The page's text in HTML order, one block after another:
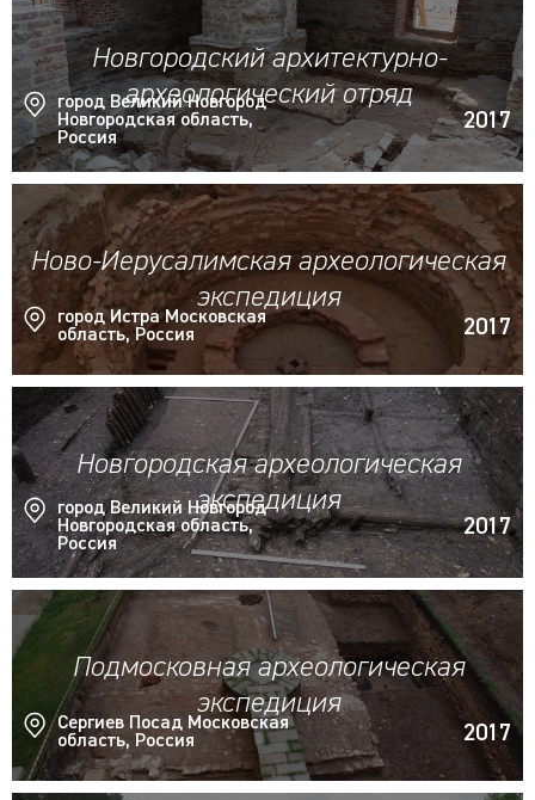
Новгородский архитектурно-
археологический отряд
город Великий Новгород
Новгородская область,
Россия
2017
Ново-Иерусалимская археологическая
экспедиция
город Истра Московская
область, Россия
2017
Новгородская археологическая
экспедиция
город Великий Новгород
Новгородская область,
Россия
2017
Подмосковная археологическая
экспедиция
Сергиев Посад Московская
область, Россия
2017